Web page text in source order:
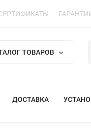
ТОВАРОВ
ДОСТАВКА